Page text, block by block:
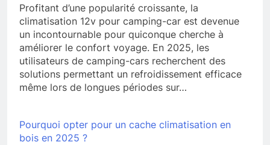
Profitant d’une popularité croissante, la
climatisation 12v pour camping-car est devenue
un incontournable pour quiconque cherche à
améliorer le confort voyage. En 2025, les
utilisateurs de camping-cars recherchent des
solutions permettant un refroidissement efficace
même lors de longues périodes sur…
Pourquoi opter pour un cache climatisation en
bois en 2025 ?